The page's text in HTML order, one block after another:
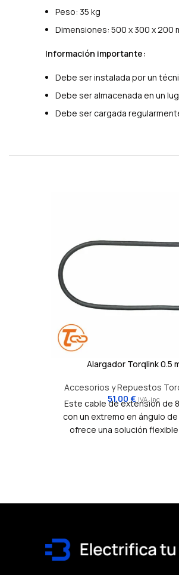
Peso: 35 kg
Dimensiones: 500 x 300 x 200
Información importante:
Debe ser instalada por un
Debe ser almacenada en un
Debe ser cargada
Alargador Torqlink 0.5
Accesorios y Repuestos
51,00 € IVA. inc
Este cable de extensión de
con un extremo en ángulo
ofrece una solución